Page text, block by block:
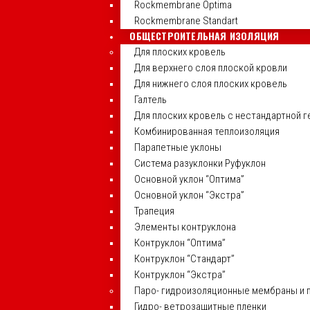
Rockmembrane Optima
Rockmembrane Standart
ОБЩЕСТРОИТЕЛЬНАЯ ИЗОЛЯЦИЯ
Для плоских кровель
Для верхнего слоя плоской кровли
Для нижнего слоя плоских кровель
Галтель
Для плоских кровель с нестандартной
Комбинированная теплоизоляция
Парапетные уклоны
Система разуклонки Руфуклон
Основной уклон “Оптима”
Основной уклон “Экстра”
Трапеция
Элементы контруклона
Контруклон “Оптима”
Контруклон “Стандарт”
Контруклон “Экстра”
Паро- гидроизоляционные мембраны и
Гидро- ветрозащитные пленки